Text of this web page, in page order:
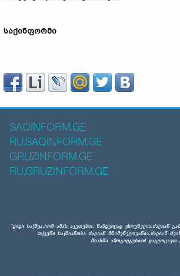
საქინფორმი
SAQINFORM.GE
RU.SAQINFORM.GE
GRUZINFORM.GE
RU.GRUZINFORM.GE